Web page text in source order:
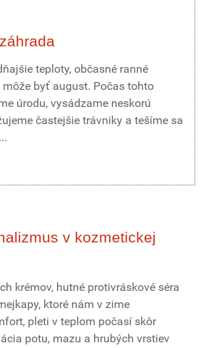
teploty, občasné ranné
môže byť august. Počas tohto
úrodu, vysádzame neskorú
častejšie trávniky a tešíme sa
v kozmetickej
krémov, hutné protivráskové séra
ktoré nám v zime
pleti v teplom počasí skôr
potu, mazu a hrubých vrstiev